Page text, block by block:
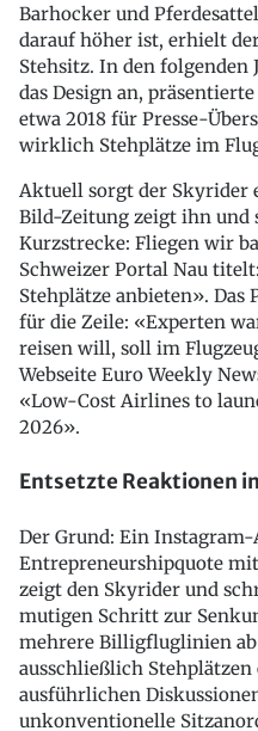
Barhocker und
darauf höher ist, erhielt
Stehsitz. In den folgenden
das Design an,
etwa 2018 für Presse-
wirklich Stehplätze im
Aktuell sorgt der Skyrider
Bild-Zeitung zeigt ihn und
Kurzstrecke: Fliegen wir
Schweizer Portal Nau
Stehplätze anbieten». Das
für die Zeile: «Experten
reisen will, soll im
Webseite Euro Weekly
«Low-Cost Airlines to
2026».
Entsetzte Reaktionen
Der Grund: Ein
Entrepreneurshipquote
zeigt den Skyrider und
mutigen Schritt zur
mehrere Billigfluglinien
ausschließlich
ausführlichen
unkonventionelle